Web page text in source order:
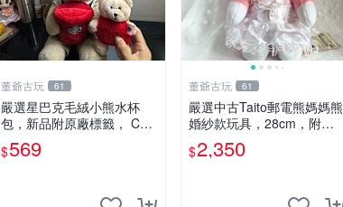
董爺古玩 61
嚴選星巴克毛絨小熊水杯
包，新品附原廠標籤， CO
NDITION 良好，詳情請參閱
商品圖片。 星巴克 毛絨小
$569
董爺古玩 61
嚴選中古Taito郵電熊媽媽熊
婚紗款玩具，28cm，附原
盒，保存極佳實拍，婚紗細
節清晰可見，偶像收藏推薦
$2,350